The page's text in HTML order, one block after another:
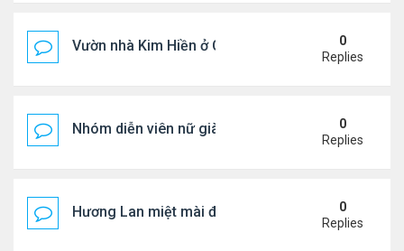
Vườn nhà Kim Hiền ở California
0
Replies
Nhóm diễn viên nữ giàu nhất thế giới
0
Replies
Hương Lan miệt mài đi hát ở tuổi 70
0
Replies